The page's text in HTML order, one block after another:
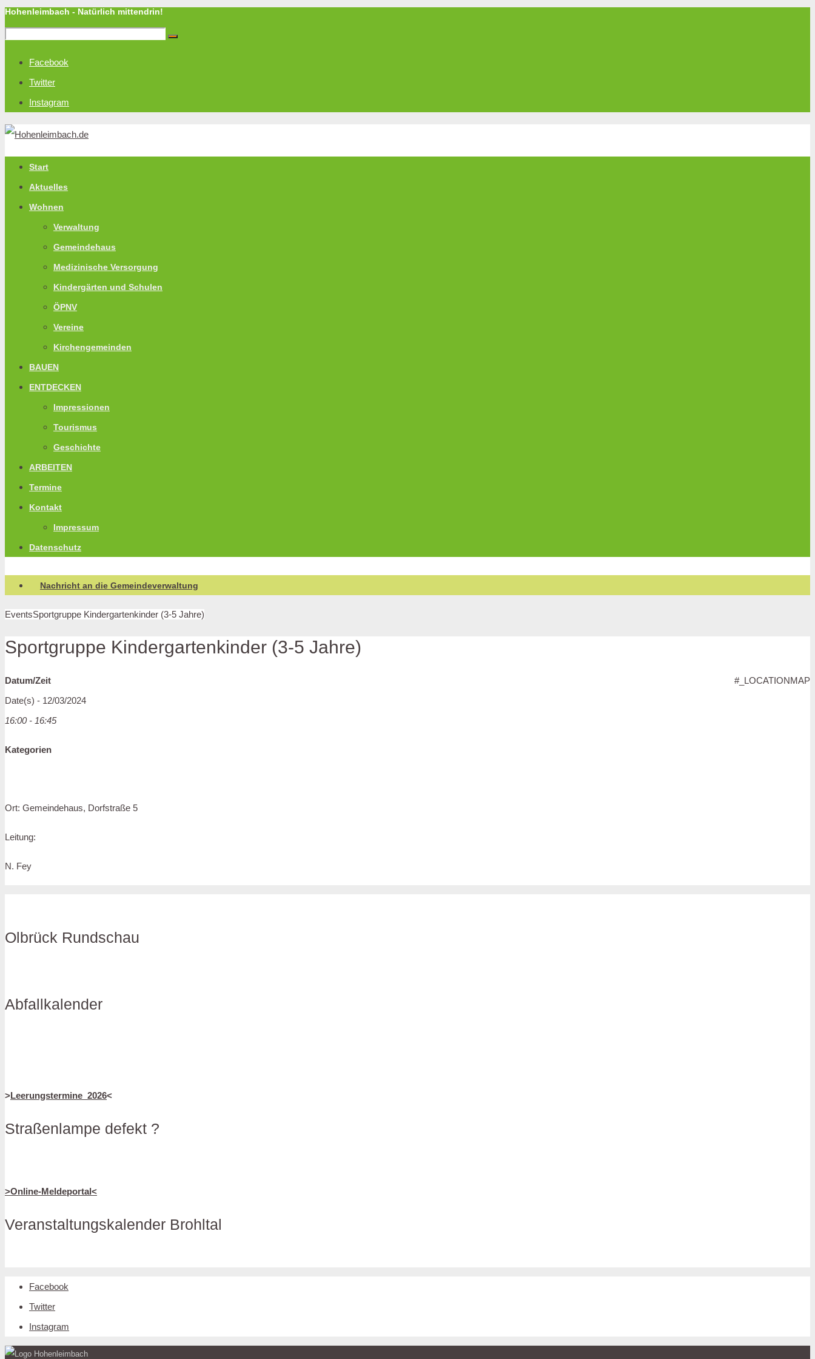
Hohenleimbach - Natürlich mittendrin!
Facebook
Twitter
Instagram
Start
Aktuelles
Wohnen
Verwaltung
Gemeindehaus
Medizinische Versorgung
Kindergärten und Schulen
ÖPNV
Vereine
Kirchengemeinden
BAUEN
ENTDECKEN
Impressionen
Tourismus
Geschichte
ARBEITEN
Termine
Kontakt
Impressum
Datenschutz
Nachricht an die Gemeindeverwaltung
EventsSportgruppe Kindergartenkinder (3-5 Jahre)
Sportgruppe Kindergartenkinder (3-5 Jahre)
#_LOCATIONMAP
Datum/Zeit
Date(s) - 12/03/2024
16:00 - 16:45
Kategorien
Ort: Gemeindehaus, Dorfstraße 5
Leitung:
N. Fey
Olbrück Rundschau
Abfallkalender
>Leerungstermine_2026<
Straßenlampe defekt ?
>Online-Meldeportal<
Veranstaltungskalender Brohltal
Facebook
Twitter
Instagram